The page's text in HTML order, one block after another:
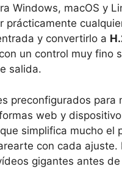
Windows, macOS y
prácticamente
y convertirlo a
con un control muy fino
salida.
preconfigurados para
web y
simplifica mucho el
con cada ajuste.
gigantes antes